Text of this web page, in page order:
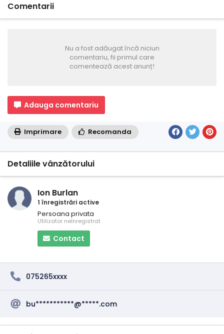
Comentarii
Nu a fost adăugat încă niciun
comentariu, fii primul care
comentează acest anunț!
Adauga comentariu
Imprimare Recomanda
Detaliile vânzătorului
Ion Burlan
1 înregistrări active
Persoana privata
Utilizator neînregistrat
Contact
075265xxxx
bu***********@*****.com